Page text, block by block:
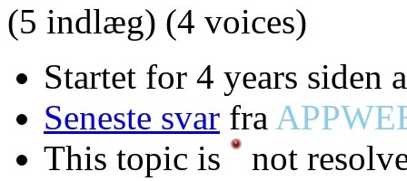
(5 indlæg) (4 voices)
Startet for 4 years siden
Seneste svar fra
This topic is
not